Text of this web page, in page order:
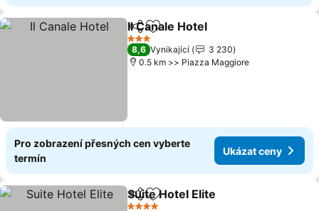
SdíletPřidat na seznam oblíbených
Il Canale Hotel
3 Počet hvězdiček
8,6 Vynikající
3 230
0.5 km >> Piazza Maggiore
Pro zobrazení přesných cen vyberte
termín
Ukázat ceny
SdíletPřidat na seznam oblíbených
Suite Hotel Elite